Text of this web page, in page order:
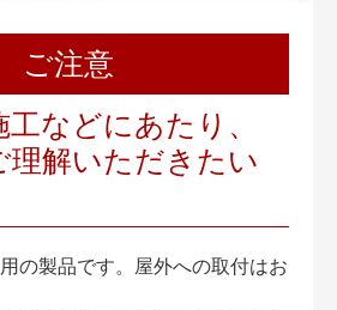
ご注意
などにあたり、
理解いただきたい
の製品です。屋外への取付はお